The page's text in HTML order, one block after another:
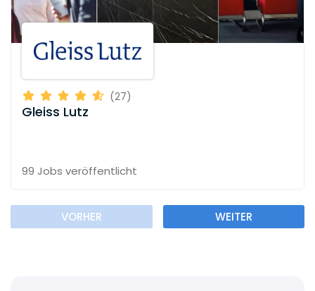
(27)
Gleiss Lutz
99 Jobs veröffentlicht
VORHER WEITER